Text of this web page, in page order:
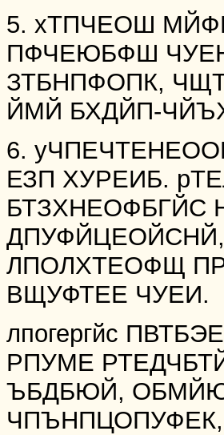
5. хТПЧЕОШ
ПФЧЕЮБФШ
ЗТБНПФОПК,
ЙМЙ БХДЙП-
6.
ЕЗП ХУРЕИБ.
ЛПОЛХТЕОФЩ
ВЩУФТЕЕ ЧУЕИ.
лпогергйс
РПУМЕ
ЪБДБЮЙ,